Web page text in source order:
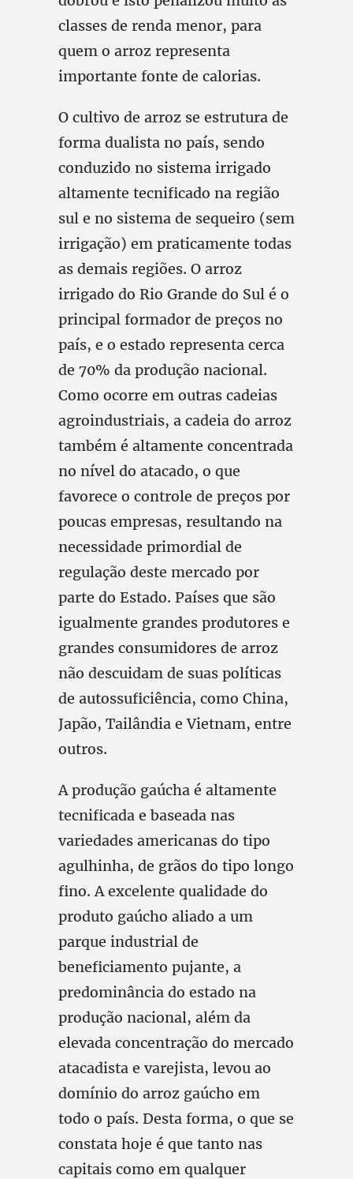
classes de renda menor, para
quem o arroz representa
importante fonte de calorias.
O cultivo de arroz se estrutura de
forma dualista no país, sendo
conduzido no sistema irrigado
altamente tecnificado na região
sul e no sistema de sequeiro (sem
irrigação) em praticamente todas
as demais regiões. O arroz
irrigado do Rio Grande do Sul é o
principal formador de preços no
país, e o estado representa cerca
de 70% da produção nacional.
Como ocorre em outras cadeias
agroindustriais, a cadeia do arroz
também é altamente concentrada
no nível do atacado, o que
favorece o controle de preços por
poucas empresas, resultando na
necessidade primordial de
regulação deste mercado por
parte do Estado. Países que são
igualmente grandes produtores e
grandes consumidores de arroz
não descuidam de suas políticas
de autossuficiência, como China,
Japão, Tailândia e Vietnam, entre
outros.
A produção gaúcha é altamente
tecnificada e baseada nas
variedades americanas do tipo
agulhinha, de grãos do tipo longo
fino. A excelente qualidade do
produto gaúcho aliado a um
parque industrial de
beneficiamento pujante, a
predominância do estado na
produção nacional, além da
elevada concentração do mercado
atacadista e varejista, levou ao
domínio do arroz gaúcho em
todo o país. Desta forma, o que se
constata hoje é que tanto nas
capitais como em qualquer